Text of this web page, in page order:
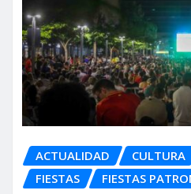
ACTUALIDAD CULTURA
FIESTAS
FIESTAS